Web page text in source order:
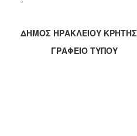
2018
2017
ΔΗΜΟΣ ΗΡΑΚΛΕΙΟΥ ΚΡΗΤΗΣ
ΓΡΑΦΕΙΟ ΤΥΠΟΥ